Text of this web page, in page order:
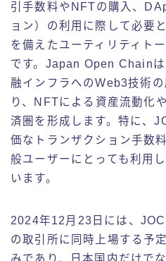
引手数料やNFTの購入、
ョン）の利用に際して必要
を備えたユーティリティト
です。Japan Open Chain
融インフラへのWeb3技術
り、NFTによる資産流動化
済圏を形成します。特に、
価なトランザクション手数
般ユーザーにとっても利用
います。
2024年12月23日には、
の取引所に同時上場する予
みであり、日本国内だけで